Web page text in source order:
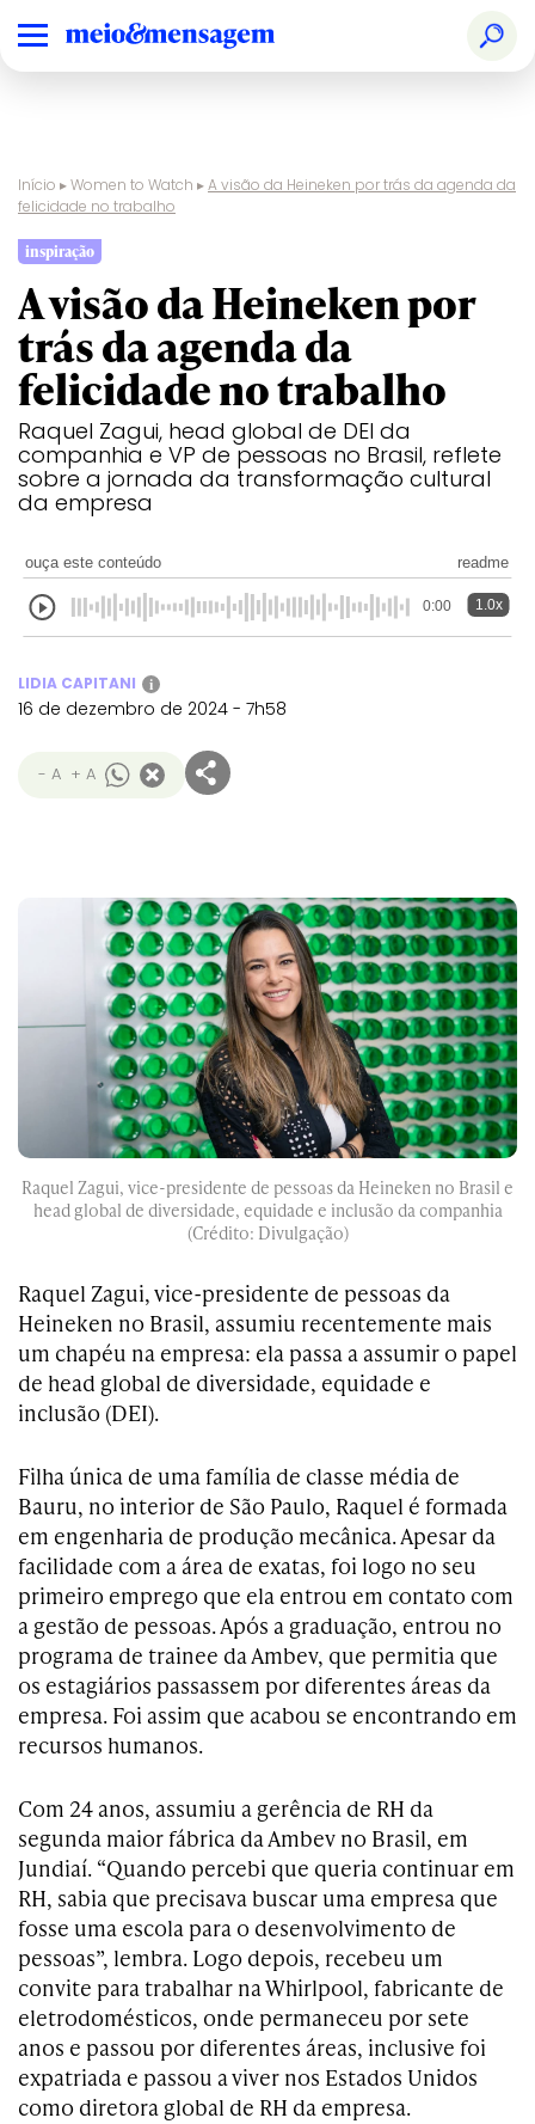
Início ▸Women to Watch ▸A visão da Heineken por trás da agenda da
felicidade no trabalho
inspiração
A visão da Heineken por
trás da agenda da
felicidade no trabalho
Raquel Zagui, head global de DEI da
companhia e VP de pessoas no Brasil, reflete
sobre a jornada da transformação cultural
da empresa
ouça este conteúdo readme
0:00 1.0x
LIDIA CAPITANI i
16 de dezembro de 2024 - 7h58
- A + A
Raquel Zagui, vice-presidente de pessoas da Heineken no Brasil e
head global de diversidade, equidade e inclusão da companhia
(Crédito: Divulgação)
Raquel Zagui, vice-presidente de pessoas da
Heineken no Brasil, assumiu recentemente mais
um chapéu na empresa: ela passa a assumir o papel
de head global de diversidade, equidade e
inclusão (DEI).
Filha única de uma família de classe média de
Bauru, no interior de São Paulo, Raquel é formada
em engenharia de produção mecânica. Apesar da
facilidade com a área de exatas, foi logo no seu
primeiro emprego que ela entrou em contato com
a gestão de pessoas. Após a graduação, entrou no
programa de trainee da Ambev, que permitia que
os estagiários passassem por diferentes áreas da
empresa. Foi assim que acabou se encontrando em
recursos humanos.
Com 24 anos, assumiu a gerência de RH da
segunda maior fábrica da Ambev no Brasil, em
Jundiaí. “Quando percebi que queria continuar em
RH, sabia que precisava buscar uma empresa que
fosse uma escola para o desenvolvimento de
pessoas”, lembra. Logo depois, recebeu um
convite para trabalhar na Whirlpool, fabricante de
eletrodomésticos, onde permaneceu por sete
anos e passou por diferentes áreas, inclusive foi
expatriada e passou a viver nos Estados Unidos
como diretora global de RH da empresa.